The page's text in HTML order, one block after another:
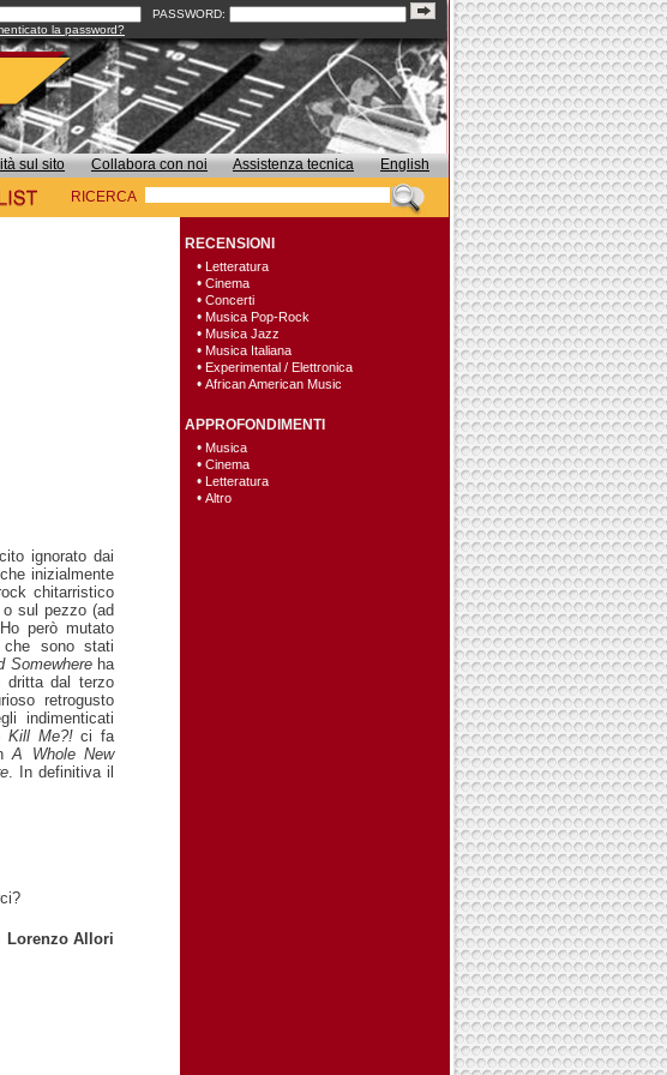
PASSWORD:
la password?
sul sito Collabora con noi Assistenza tecnica
English
RICERCA
ignorato dai
inizialmente
chitarristico
sul pezzo (ad
però mutato
che sono stati
Somewhereha
dritta dal terzo
retrogusto
indimenticati
Kill Me?!ci fa
A Whole New
. In definitiva il
Lorenzo Allori
RECENSIONI
• Letteratura
• Cinema
• Concerti
• Musica Pop-Rock
• Musica Jazz
• Musica Italiana
• Experimental / Elettronica
• African American Music
APPROFONDIMENTI
• Musica
• Cinema
• Letteratura
• Altro